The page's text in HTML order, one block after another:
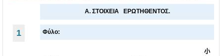
κ
α
1
7
υ
Γ
Α. ΣΤΟΙΧΕΙΑ ΕΡΩΤΗΘΕΝΤΟΣ.
1 Φύλο:
小